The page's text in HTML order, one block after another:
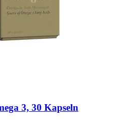
3, 30 Kapseln